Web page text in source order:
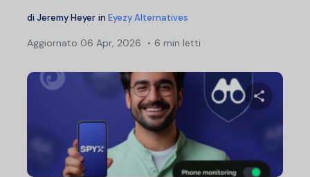
di Jeremy Heyer in Eyezy Alternatives
Aggiornato 06 Apr, 2026 6 min letti